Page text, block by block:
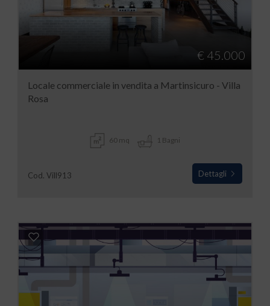
€ 45.000
Locale commerciale in vendita a Martinsicuro - Villa
Rosa
60 mq 1 Bagni
Cod. Vill913 Dettagli